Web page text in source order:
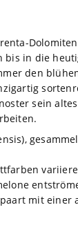
in die
den
sein
mit einer